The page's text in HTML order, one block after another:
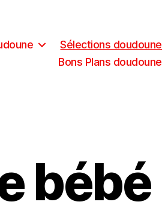
Sélections doudoune
Bons Plans doudoune
bébé